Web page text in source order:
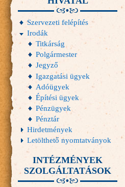
Szervezeti felépítés
Irodák
Titkárság
Polgármester
Jegyző
Igazgatási ügyek
Adóügyek
Építési ügyek
Pénzügyek
Pénztár
Hirdetmények
Letölthető nyomtatványok
INTÉZMÉNYEK
SZOLGÁLTATÁSOK